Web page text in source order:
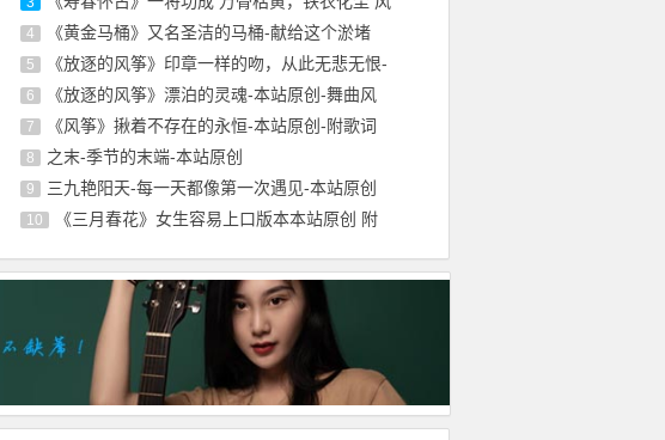
4 《黄金马桶》又名圣洁的马桶-献给这个淤堵
5 《放逐的风筝》印章一样的吻，从此无悲无恨-
6 《放逐的风筝》漂泊的灵魂-本站原创-舞曲风
7 《风筝》揪着不存在的永恒-本站原创-附歌词
8 之末-季节的末端-本站原创
9 三九艳阳天-每一天都像第一次遇见-本站原创
10 《三月春花》女生容易上口版本本站原创 附